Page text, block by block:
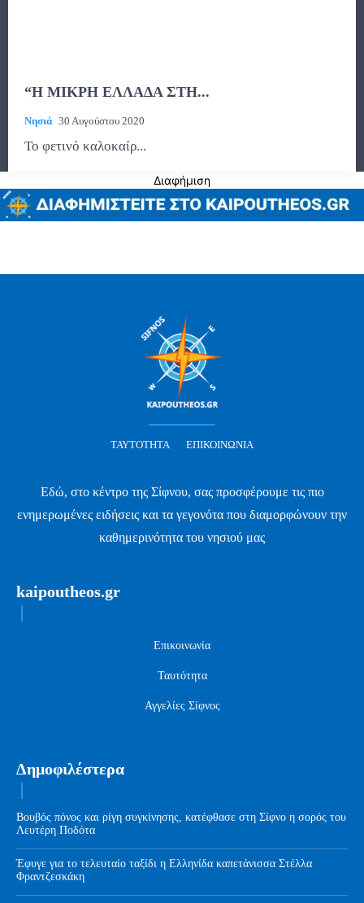
“Η ΜΙΚΡΗ ΕΛΛΑΔΑ ΣΤΗ...
Νησιά 30 Αυγούστου 2020
Το φετινό καλοκαίρ...
Διαφήμιση
ΤΑΥΤΌΤΗΤΑ ΕΠΙΚΟΙΝΩΝΊΑ
Εδώ, στο κέντρο της Σίφνου, σας προσφέρουμε τις πιο
ενημερωμένες ειδήσεις και τα γεγονότα που διαμορφώνουν την
καθημερινότητα του νησιού μας
kaipoutheos.gr
Επικοινωνία
Ταυτότητα
Αγγελίες Σίφνος
Δημοφιλέστερα
Βουβός πόνος και ρίγη συγκίνησης, κατέφθασε στη Σίφνο η σορός του
Λευτέρη Ποδότα
Έφυγε για το τελευταίο ταξίδι η Ελληνίδα καπετάνισσα Στέλλα
Φραντζεσκάκη